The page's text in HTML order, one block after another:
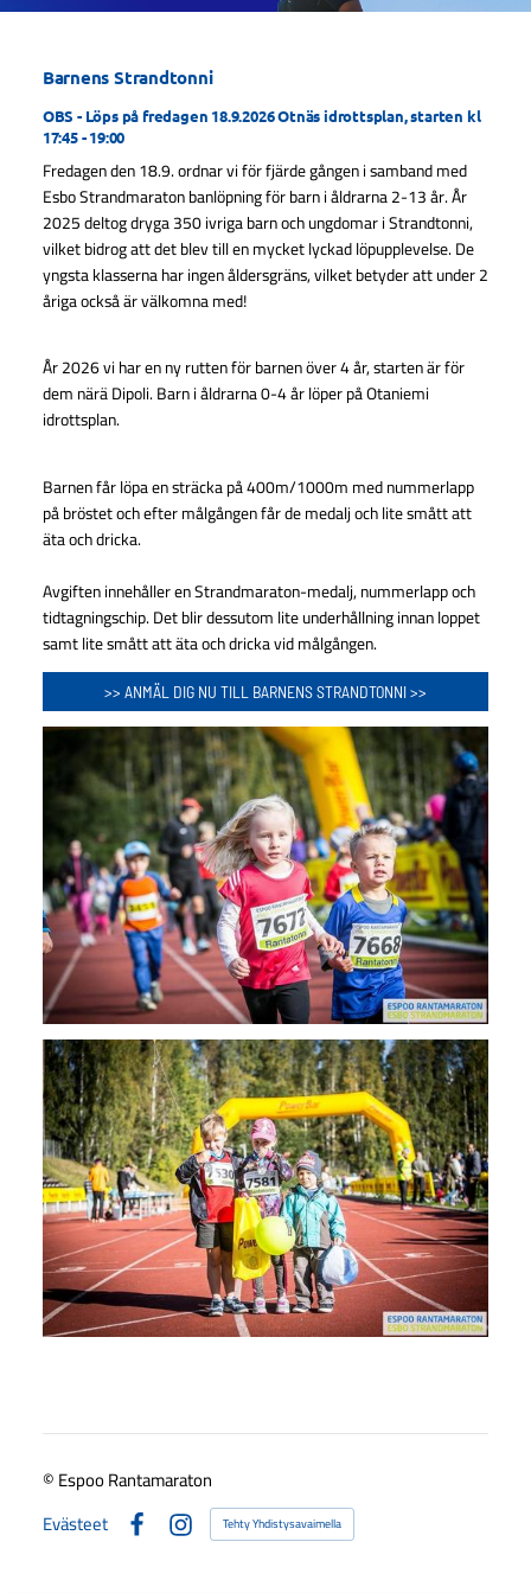
Barnens Strandtonni
OBS - Löps på fredagen 18.9.2026 Otnäs idrottsplan, starten kl
17:45 - 19:00
Fredagen den 18.9. ordnar vi för fjärde gången i samband med
Esbo Strandmaraton banlöpning för barn i åldrarna 2-13 år. År
2025 deltog dryga 350 ivriga barn och ungdomar i Strandtonni,
vilket bidrog att det blev till en mycket lyckad löpupplevelse. De
yngsta klasserna har ingen åldersgräns, vilket betyder att under 2
åriga också är välkomna med!
År 2026 vi har en ny rutten för barnen över 4 år, starten är för
dem närä Dipoli. Barn i åldrarna 0-4 år löper på Otaniemi
idrottsplan.
Barnen får löpa en sträcka på 400m/1000m med nummerlapp
på bröstet och efter målgången får de medalj och lite smått att
äta och dricka.
Avgiften innehåller en Strandmaraton-medalj, nummerlapp och
tidtagningschip. Det blir dessutom lite underhållning innan loppet
samt lite smått att äta och dricka vid målgången.
>> ANMÄL DIG NU TILL BARNENS STRANDTONNI >>
©Espoo Rantamaraton
Evästeet
FacebookInstagram
Tehty Yhdistysavaimella